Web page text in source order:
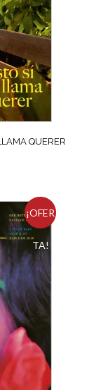
QUERER
¡OFER
TA!